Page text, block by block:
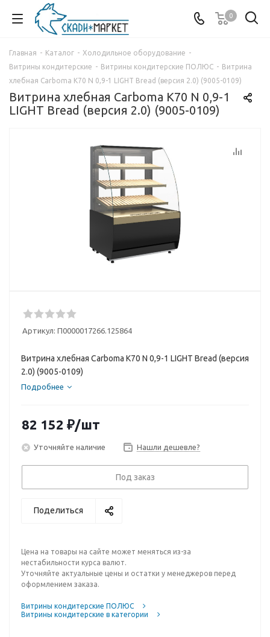
0
Главная - Каталог - Холодильное оборудование -
Витрины кондитерские - Витрины кондитерские ПОЛЮС - Витрина
хлебная Carboma K70 N 0,9-1 LIGHT Bread (версия 2.0) (9005-0109)
Витрина хлебная Carboma K70 N 0,9-1
LIGHT Bread (версия 2.0) (9005-0109)
Артикул: П0000017266.125864
Витрина хлебная Carboma K70 N 0,9-1 LIGHT Bread (версия
2.0) (9005-0109)
Подробнее
82 152 ₽/шт
Уточняйте наличие Нашли дешевле?
Под заказ
Поделиться
Цена на товары на сайте может меняться из-за
нестабильности курса валют.
Уточняйте актуальные цены и остатки у менеджеров перед
оформлением заказа.
Витрины кондитерские ПОЛЮС
Витрины кондитерские в категории